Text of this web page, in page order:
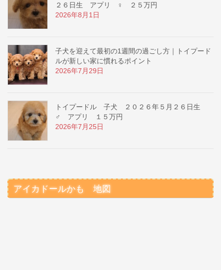
２６日生 アプリ ♀ ２５万円
2026年8月1日
子犬を迎えて最初の1週間の過ごし方｜トイプード
ルが新しい家に慣れるポイント
2026年7月29日
トイプードル 子犬 ２０２６年５月２６日生
♂ アプリ １５万円
2026年7月25日
アイカドールかも 地図